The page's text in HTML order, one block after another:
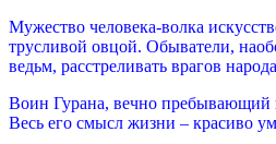
Мужество человека-волка
трусливой овцой. Обыватели,
ведьм, расстреливать врагов
Воин Гурана, вечно пребывающий
Весь его смысл жизни – красиво